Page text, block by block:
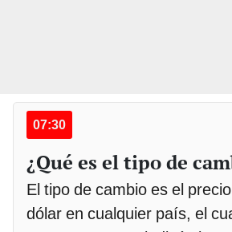
07:30
¿Qué es el tipo de
El tipo de cambio es el
dólar en cualquier país, el